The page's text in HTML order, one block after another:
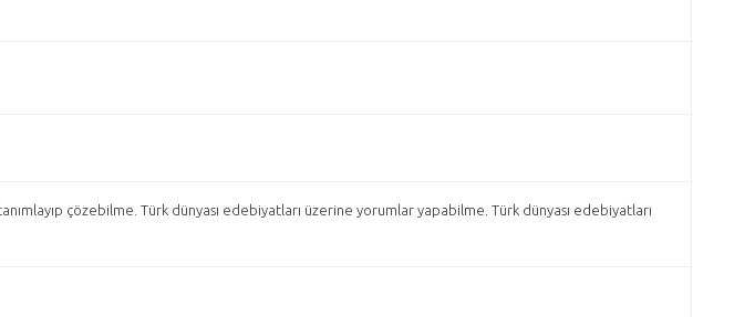
çözebilme. Türk dünyası edebiyatları üzerine yorumlar yapabilme. Türk dünyası edebiyatları